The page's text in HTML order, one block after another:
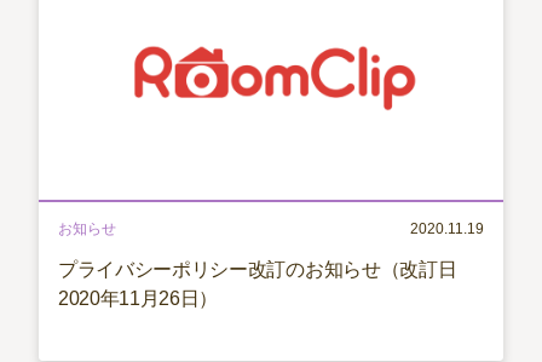
お知らせ 2020.11.19
プライバシーポリシー改訂のお知らせ（改訂日
2020年11月26日）